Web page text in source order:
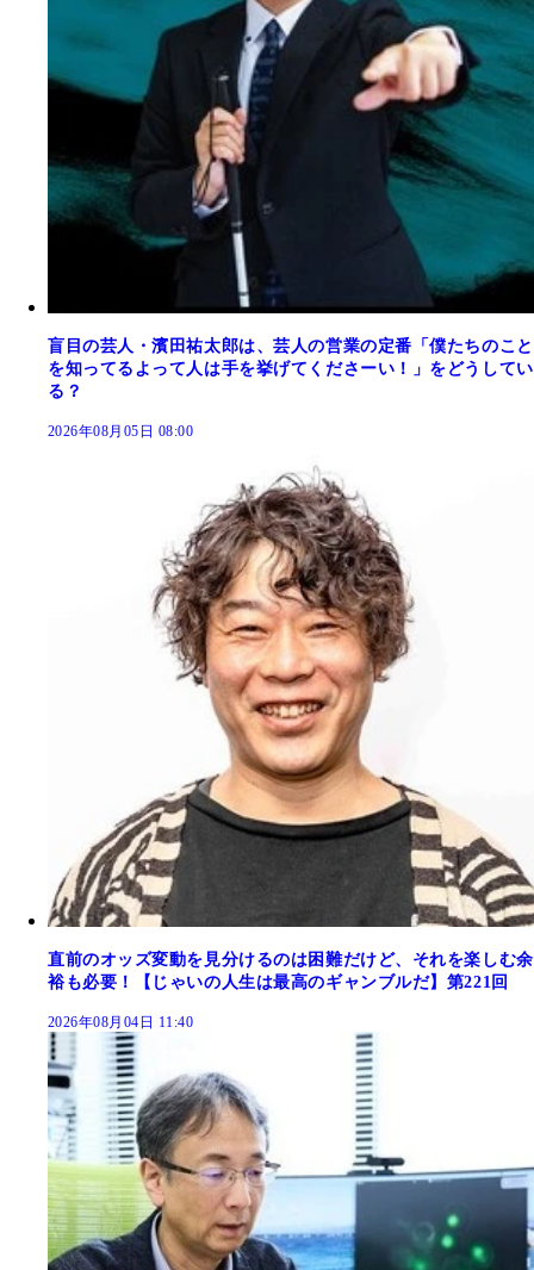
盲目の芸人・濱田祐太郎は、芸人の営業の定番「僕たちのこと
を知ってるよって人は手を挙げてくださーい！」をどうしてい
る？
2026年08月05日 08:00
直前のオッズ変動を見分けるのは困難だけど、それを楽しむ余
裕も必要！【じゃいの人生は最高のギャンブルだ】第221回
2026年08月04日 11:40